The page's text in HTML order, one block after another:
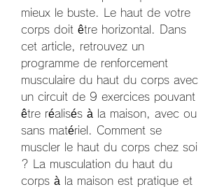
mieux le buste. Le haut de votre
corps doit être horizontal. Dans
cet article, retrouvez un
programme de renforcement
musculaire du haut du corps avec
un circuit de 9 exercices pouvant
être réalisés à la maison, avec ou
sans matériel. Comment se
muscler le haut du corps chez soi
? La musculation du haut du
corps à la maison est pratique et